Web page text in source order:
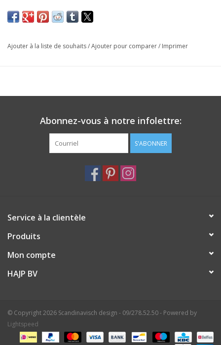
Dimensions: H57 Dia55cm.
Ajouter à la liste de souhaits/Ajouter pour comparer/ Imprimer
Abonnez-vous à notre infolettre:
S'ABONNER
Service à la clientèle
Produits
Mon compte
HAJP BV
© Copyright 2026 Scandinavisch design - 09/278.52.50 - Powered by
Lightspeed